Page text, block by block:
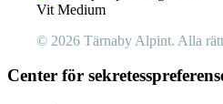
© 2026 Tärnaby Alpint. Alla
Center för